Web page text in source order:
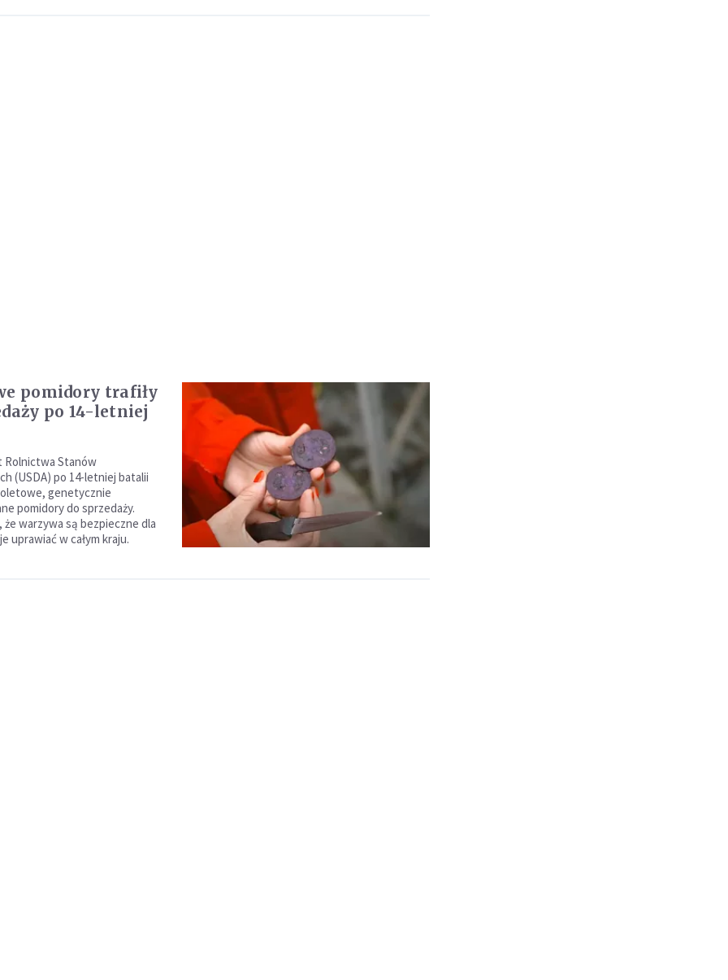
pomidory trafiły
po 14-letniej
Rolnictwa Stanów
(USDA) po 14-letniej batalii
genetycznie
pomidory do sprzedaży.
warzywa są bezpieczne dla
uprawiać w całym kraju.